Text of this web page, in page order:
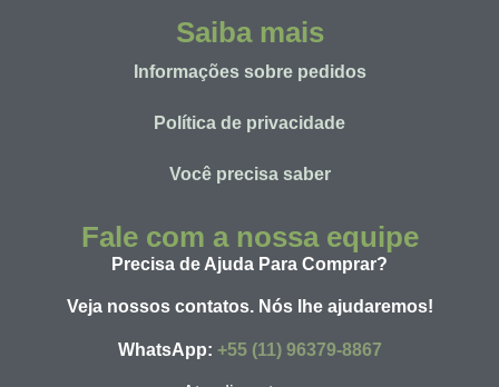
Saiba mais
Informações sobre pedidos
Política de privacidade
Você precisa saber
Fale com a nossa equipe
Precisa de Ajuda Para Comprar?
Veja nossos contatos. Nós lhe ajudaremos!
WhatsApp: +55 (11) 96379-8867